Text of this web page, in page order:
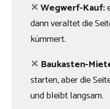
✕Wegwerf-Kauf:
dann veraltet die
kümmert.
✕ Baukasten-
starten, aber die
und bleibt langsam.